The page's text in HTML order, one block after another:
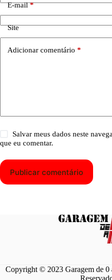
E-mail*
Site
Adicionar comentário *
Salvar meus dados neste
que eu comentar.
Publicar comentário
Copyright © 2023 Garagem de 0